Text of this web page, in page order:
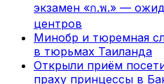
экзамен «ก.พ.» —
центров
Минобр и тюремная
в тюрьмах Таиланда
Открыли приём
праху принцессы в